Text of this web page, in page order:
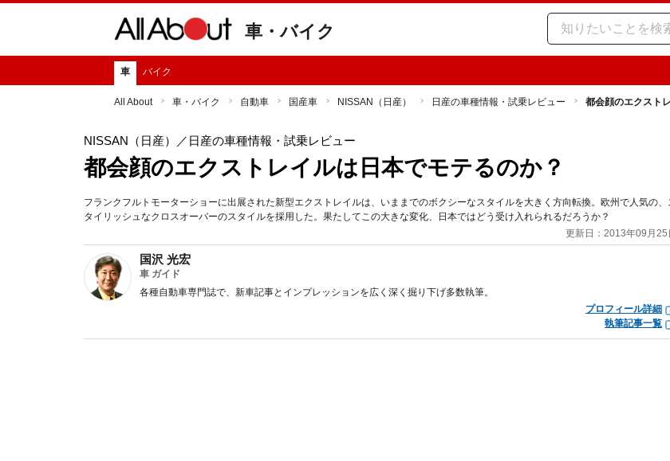
車・バイク
車 バイク
All About 車・バイク 自動車 国産車 NISSAN（日産） 日産の車種情報・試乗レビュー 都会顔のエクスト
NISSAN（日産） ／日産の車種情報・試乗レビュー
都会顔のエクストレイルは日本でモテるのか？
フランクフルトモーターショーに出展された新型エクストレイルは、いままでのボクシーなスタイルを大きく方向転換。欧州で人気の、
タイリッシュなクロスオーバーのスタイルを採用した。果たしてこの大きな変化、日本ではどう受け入れられるだろうか？
更新日：2013年09月25
国沢 光宏
車 ガイド
各種自動車専門誌で、新車記事とインプレッションを広く深く掘り下げ多数執筆。
プロフィール詳細
執筆記事一覧